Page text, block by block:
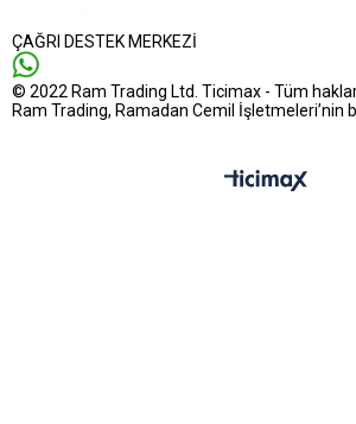
ÇAĞRI DESTEK MERKEZİ
© 2022 Ram Trading Ltd. Ticimax - Tüm hakları
Ram Trading, Ramadan Cemil İşletmeleri’nin